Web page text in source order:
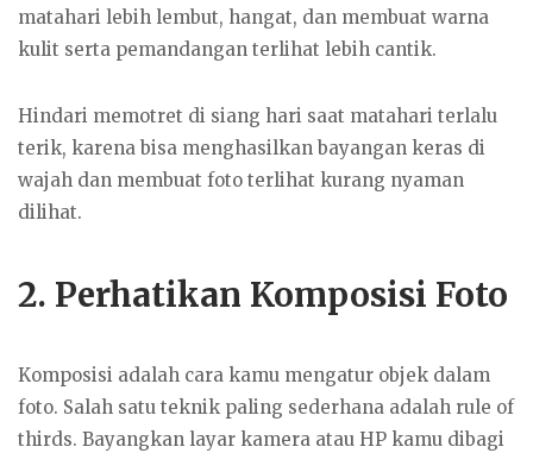
matahari lebih lembut, hangat, dan membuat warna
kulit serta pemandangan terlihat lebih cantik.
Hindari memotret di siang hari saat matahari terlalu
terik, karena bisa menghasilkan bayangan keras di
wajah dan membuat foto terlihat kurang nyaman
dilihat.
2. Perhatikan Komposisi Foto
Komposisi adalah cara kamu mengatur objek dalam
foto. Salah satu teknik paling sederhana adalah rule of
thirds. Bayangkan layar kamera atau HP kamu dibagi